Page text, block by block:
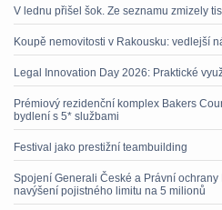
V lednu přišel šok. Ze seznamu zmizely
Koupě nemovitosti v Rakousku: vedlejší
Legal Innovation Day 2026: Praktické
Prémiový rezidenční komplex Bakers
bydlení s 5* službami
Festival jako prestižní teambuilding
Spojení Generali České a Právní
navýšení pojistného limitu na 5 milionů